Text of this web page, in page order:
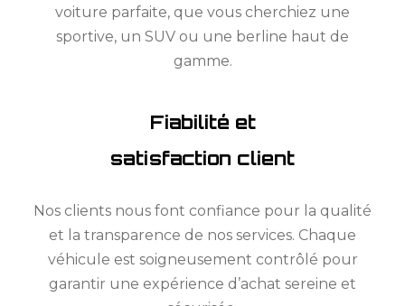
voiture parfaite, que vous cherchiez une
sportive, un SUV ou une berline haut de
gamme.
Fiabilité et
satisfaction client
Nos clients nous font confiance pour la qualité
et la transparence de nos services. Chaque
véhicule est soigneusement contrôlé pour
garantir une expérience d’achat sereine et